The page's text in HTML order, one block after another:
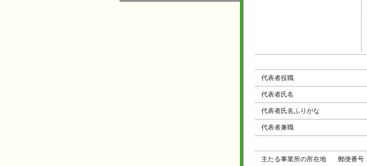
代表者役職
代表者氏名
代表者氏名ふりがな
代表者兼職
主たる事業所の所在地 郵便番号